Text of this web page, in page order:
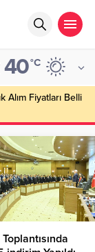
40°C
Alım Fiyatları Belli